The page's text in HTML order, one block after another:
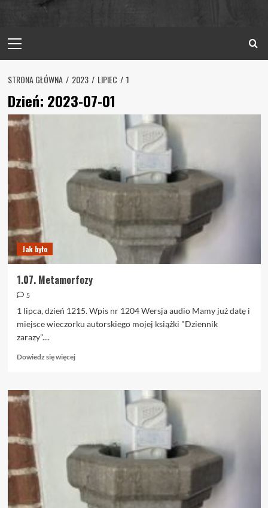
Menu
STRONA GŁÓWNA 2023 LIPIEC 1
Dzień: 2023-07-01
Jak było
1.07. Metamorfozy
5
1 lipca, dzień 1215. Wpis nr 1204 Wersja audio Mamy już datę i
miejsce wieczorku autorskiego mojej książki "Dziennik
zarazy"....
Dowiedz się więcejDowiedz
o